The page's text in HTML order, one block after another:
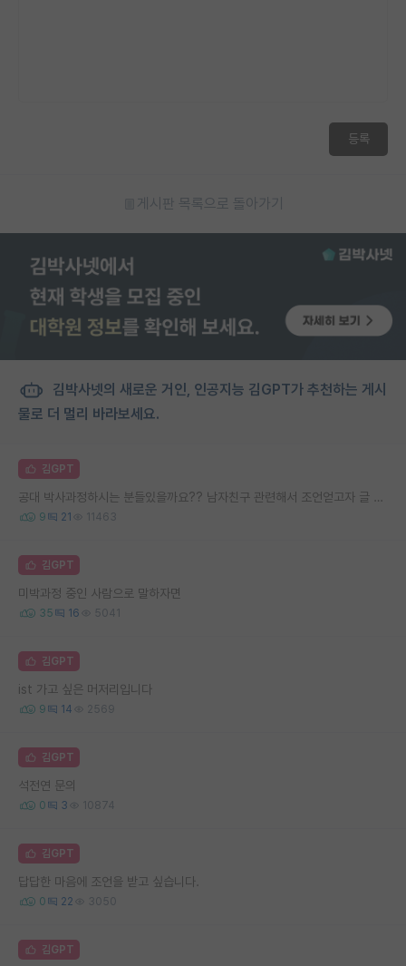
등록
게시판 목록으로 돌아가기
김박사넷의 새로운 거인, 인공지능 김GPT가 추천하는 게시
물로 더 멀리 바라보세요.
김GPT
공대 박사과정하시는 분들있을까요?? 남자친구 관련해서 조언얻고자 글 올립니다.
9 21 11463
김GPT
미박과정 중인 사람으로 말하자면
35 16 5041
김GPT
ist 가고 싶은 머저리입니다
9 14 2569
김GPT
석전연 문의
0 3 10874
김GPT
답답한 마음에 조언을 받고 싶습니다.
0 22 3050
김GPT